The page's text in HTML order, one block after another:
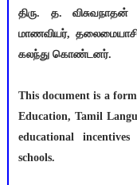
திரு. த.
மாணவியர்,
கலந்து கொண்டனர்.
This document is a
Education, Tamil
educational
schools.